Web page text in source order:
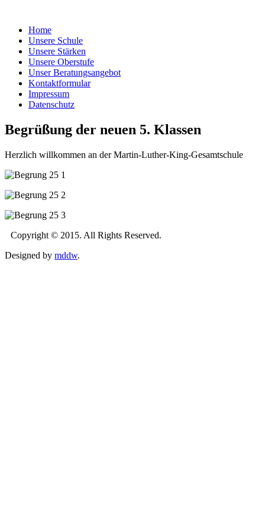
Home
Unsere Schule
Unsere Stärken
Unsere Oberstufe
Unser Beratungsangebot
Kontaktformular
Impressum
Datenschutz
Begrüßung der neuen 5. Klassen
Herzlich willkommen an der Martin-Luther-King-Gesamtschule
Copyright © 2015. All Rights Reserved.
Designed by mddw.